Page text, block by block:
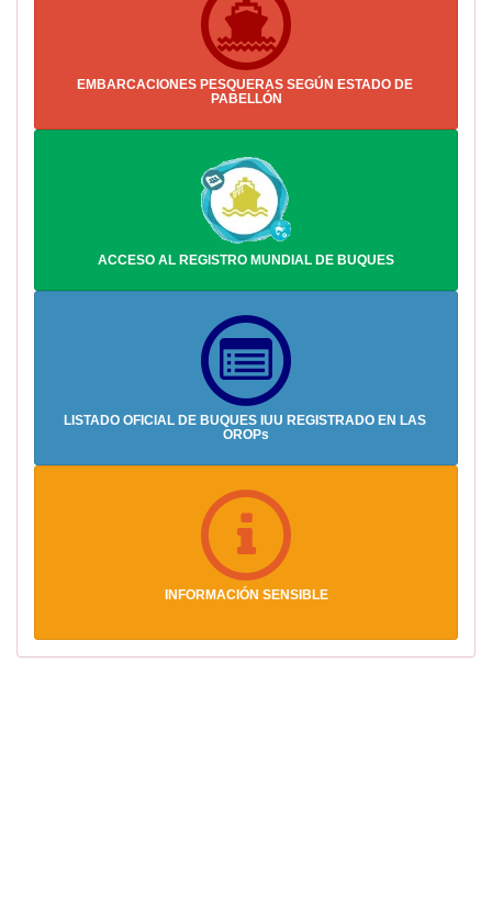
EMBARCACIONES PESQUERAS SEGÚN ESTADO DE
PABELLÓN
ACCESO AL REGISTRO MUNDIAL DE BUQUES
LISTADO OFICIAL DE BUQUES IUU REGISTRADO EN LAS
OROPs
INFORMACIÓN SENSIBLE